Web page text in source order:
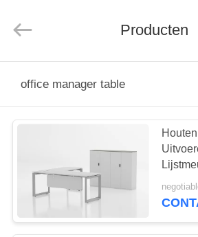
PRODUCTEN
ONGEVEER
ONS
FABRIEKSREIS
Trading
Producten
office manager table